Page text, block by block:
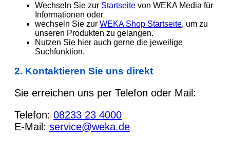
Wechseln Sie zur Startseite von WEKA Media für
Informationen oder
wechseln Sie zur WEKA Shop Startseite, um zu
unseren Produkten zu gelangen.
Nutzen Sie hier auch gerne die jeweilige
Suchfunktion.
2. Kontaktieren Sie uns direkt
Sie erreichen uns per Telefon oder Mail:
Telefon: 08233 23 4000
E-Mail: service@weka.de